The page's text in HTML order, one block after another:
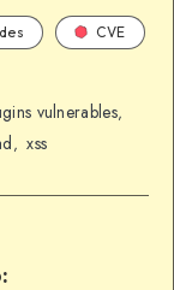
CVE
vulnerables,
, xss